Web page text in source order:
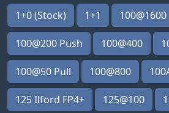
1+0 (Stock) 1+1 100@1600
100@200 Push 100@400
100@50 Pull 100@800
125 Ilford FP4+ 125@100